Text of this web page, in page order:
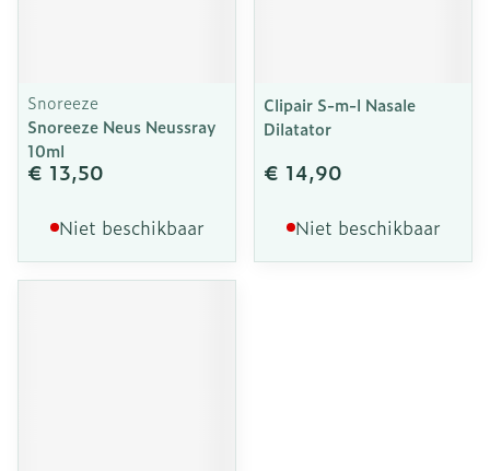
Snoreeze
Snoreeze Neus Neussray
10ml
€ 13,50
Niet beschikbaar
Clipair S-m-l Nasale
Dilatator
€ 14,90
Niet beschikbaar